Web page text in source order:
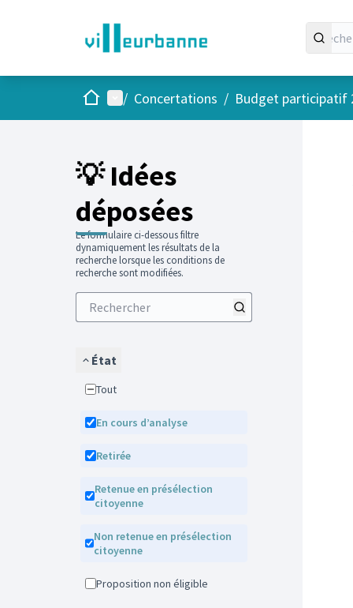
AccueilMenu principal
/ Concertations / Budget participatif
💡 Idées
déposées
Le formulaire ci-dessous filtre
dynamiquement les résultats de la
recherche lorsque les conditions de
recherche sont modifiées.
État
Tout
En cours d’analyse
Retirée
Retenue en présélection
citoyenne
Non retenue en présélection
citoyenne
Proposition non éligible